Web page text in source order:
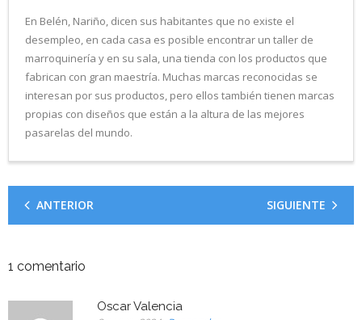
En Belén, Nariño, dicen sus habitantes que no existe el
desempleo, en cada casa es posible encontrar un taller de
marroquinería y en su sala, una tienda con los productos que
fabrican con gran maestría. Muchas marcas reconocidas se
interesan por sus productos, pero ellos también tienen marcas
propias con diseños que están a la altura de las mejores
pasarelas del mundo.
ANTERIOR SIGUIENTE
1 comentario
Oscar Valencia